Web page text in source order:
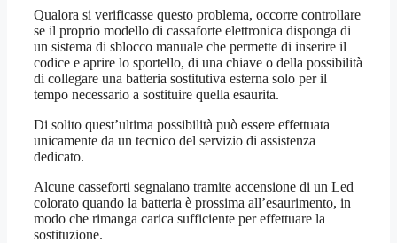
Qualora si verificasse questo problema, occorre controllare
se il proprio modello di cassaforte elettronica disponga di
un sistema di sblocco manuale che permette di inserire il
codice e aprire lo sportello, di una chiave o della possibilità
di collegare una batteria sostitutiva esterna solo per il
tempo necessario a sostituire quella esaurita.
Di solito quest’ultima possibilità può essere effettuata
unicamente da un tecnico del servizio di assistenza
dedicato.
Alcune casseforti segnalano tramite accensione di un Led
colorato quando la batteria è prossima all’esaurimento, in
modo che rimanga carica sufficiente per effettuare la
sostituzione.